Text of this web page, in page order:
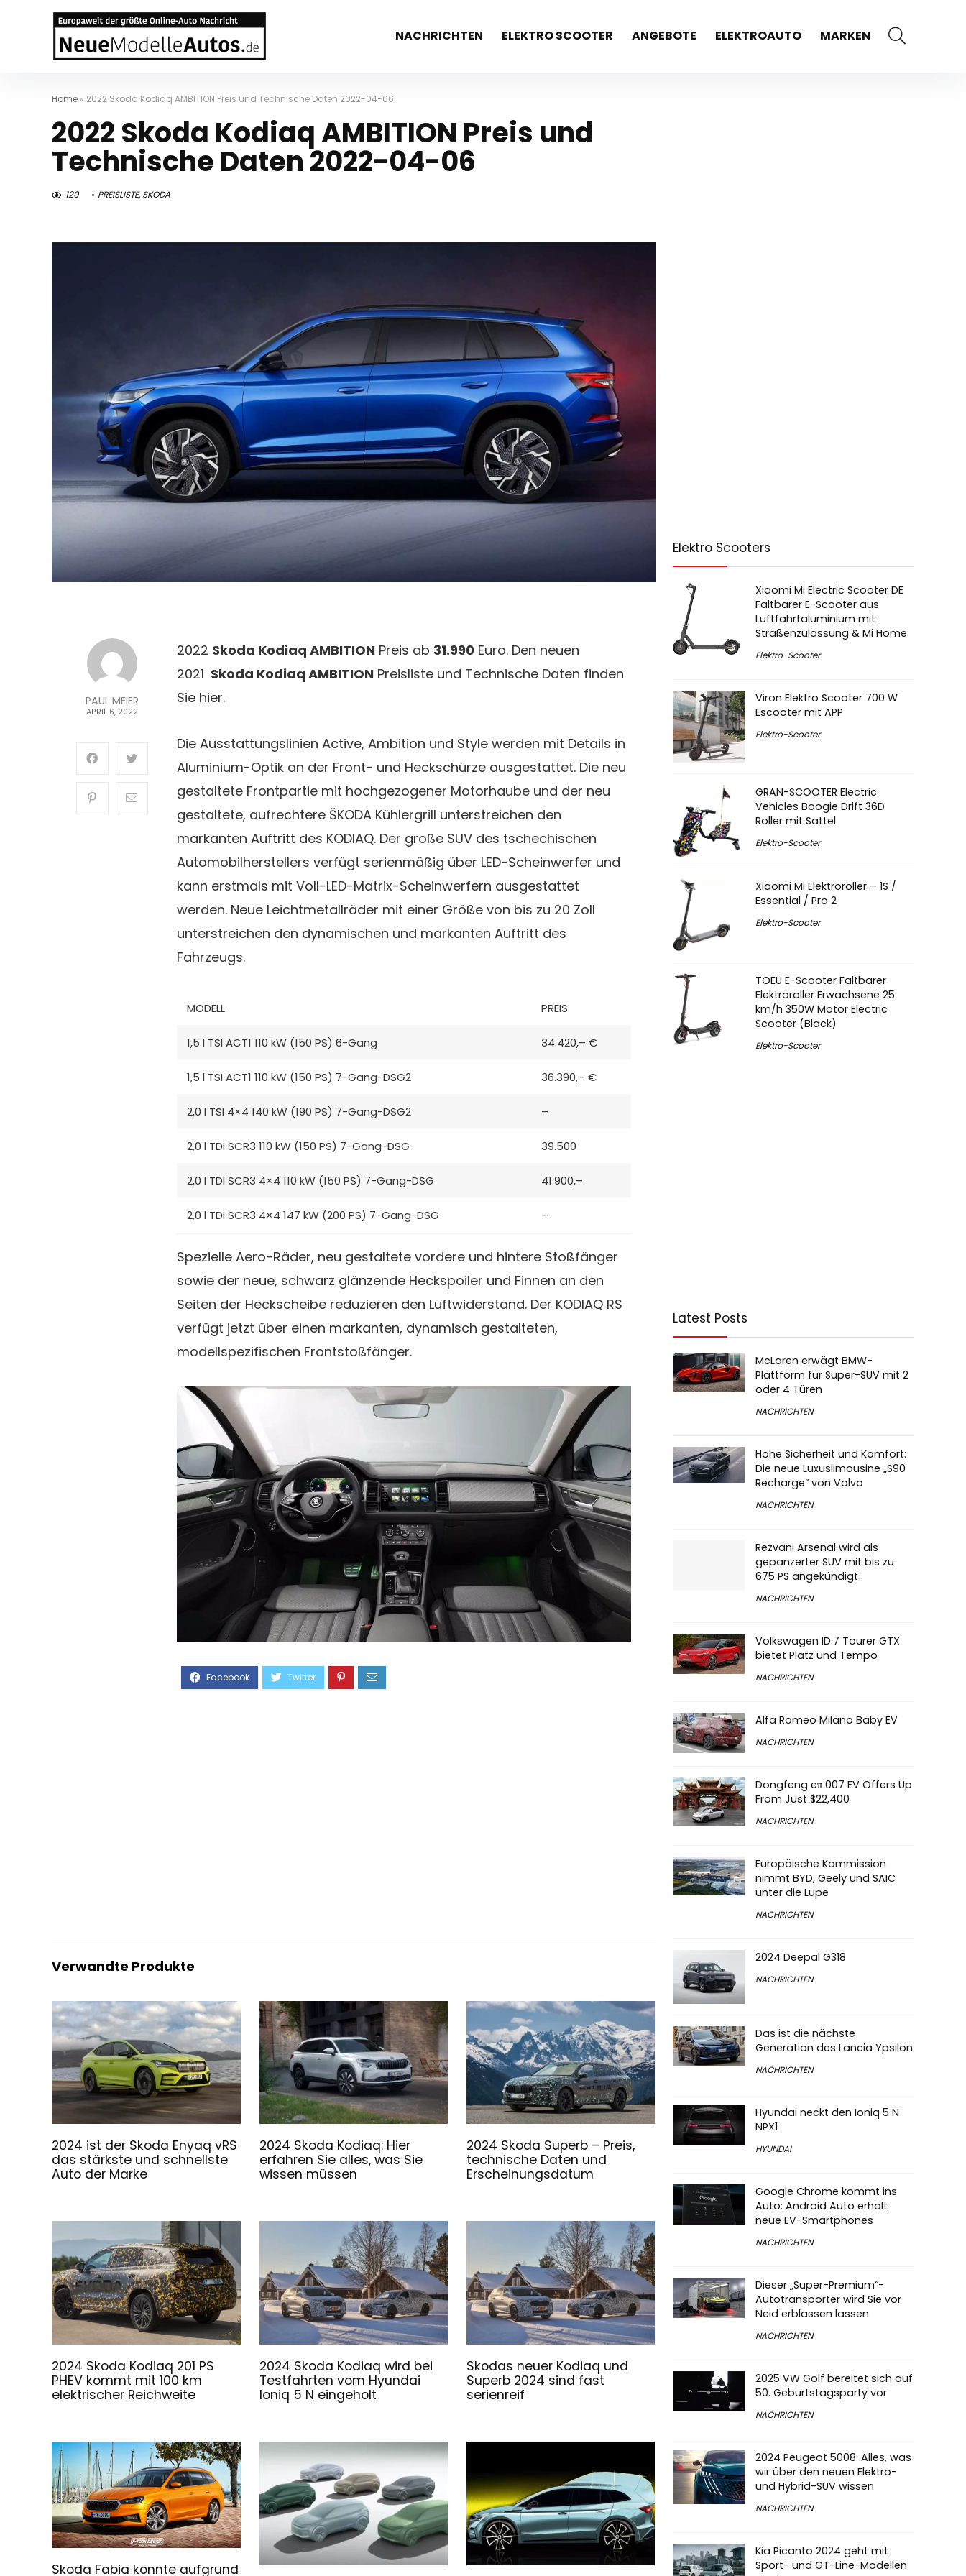
NACHRICHTEN ELEKTRO SCOOTER ANGEBOTE ELEKTROAUTO MARKEN
Home » 2022 Skoda Kodiaq AMBITION Preis und Technische Daten 2022-04-06
2022 Skoda Kodiaq AMBITION Preis und
Technische Daten 2022-04-06
120 PREISLISTE,SKODA
PAUL MEIER
APRIL 6, 2022
2022 Skoda Kodiaq AMBITIONPreis ab 31.990 Euro. Den neuen
2021 Skoda Kodiaq AMBITIONPreisliste und Technische Daten finden
Sie hier.
Die Ausstattungslinien Active, Ambition und Style werden mit Details in
Aluminium-Optik an der Front- und Heckschürze ausgestattet. Die neu
gestaltete Frontpartie mit hochgezogener Motorhaube und der neu
gestaltete, aufrechtere ŠKODA Kühlergrill unterstreichen den
markanten Auftritt des KODIAQ. Der große SUV des tschechischen
Automobilherstellers verfügt serienmäßig über LED-Scheinwerfer und
kann erstmals mit Voll-LED-Matrix-Scheinwerfern ausgestattet
werden. Neue Leichtmetallräder mit einer Größe von bis zu 20 Zoll
unterstreichen den dynamischen und markanten Auftritt des
Fahrzeugs.
MODELL PREIS
1,5 l TSI ACT1 110 kW (150 PS) 6-Gang 34.420,– €
1,5 l TSI ACT1 110 kW (150 PS) 7-Gang-DSG2 36.390,– €
2,0 l TSI 4×4 140 kW (190 PS) 7-Gang-DSG2 –
2,0 l TDI SCR3 110 kW (150 PS) 7-Gang-DSG 39.500
2,0 l TDI SCR3 4×4 110 kW (150 PS) 7-Gang-DSG 41.900,–
2,0 l TDI SCR3 4×4 147 kW (200 PS) 7-Gang-DSG –
Spezielle Aero-Räder, neu gestaltete vordere und hintere Stoßfänger
sowie der neue, schwarz glänzende Heckspoiler und Finnen an den
Seiten der Heckscheibe reduzieren den Luftwiderstand. Der KODIAQ RS
verfügt jetzt über einen markanten, dynamisch gestalteten,
modellspezifischen Frontstoßfänger.
Verwandte Produkte
2024 ist der Skoda Enyaq vRS
das stärkste und schnellste
Auto der Marke
2024 Skoda Kodiaq: Hier
erfahren Sie alles, was Sie
wissen müssen
2024 Skoda Superb – Preis,
technische Daten und
Erscheinungsdatum
2024 Skoda Kodiaq 201 PS
PHEV kommt mit 100 km
elektrischer Reichweite
2024 Skoda Kodiaq wird bei
Testfahrten vom Hyundai
Ioniq 5 N eingeholt
Skodas neuer Kodiaq und
Superb 2024 sind fast
serienreif
Skoda Fabia könnte aufgrund
Elektro Scooters
Xiaomi Mi Electric Scooter DE
Faltbarer E-Scooter aus
Luftfahrtaluminium mit
Straßenzulassung & Mi Home
Elektro-Scooter
Viron Elektro Scooter 700 W
Escooter mit APP
Elektro-Scooter
GRAN-SCOOTER Electric
Vehicles Boogie Drift 36D
Roller mit Sattel
Elektro-Scooter
Xiaomi Mi Elektroroller – 1S /
Essential / Pro 2
Elektro-Scooter
TOEU E-Scooter Faltbarer
Elektroroller Erwachsene 25
km/h 350W Motor Electric
Scooter (Black)
Elektro-Scooter
Latest Posts
McLaren erwägt BMW-
Plattform für Super-SUV mit 2
oder 4 Türen
NACHRICHTEN
Hohe Sicherheit und Komfort:
Die neue Luxuslimousine „S90
Recharge“ von Volvo
NACHRICHTEN
Rezvani Arsenal wird als
gepanzerter SUV mit bis zu
675 PS angekündigt
NACHRICHTEN
Volkswagen ID.7 Tourer GTX
bietet Platz und Tempo
NACHRICHTEN
Alfa Romeo Milano Baby EV
NACHRICHTEN
Dongfeng eπ 007 EV Offers Up
From Just $22,400
NACHRICHTEN
Europäische Kommission
nimmt BYD, Geely und SAIC
unter die Lupe
NACHRICHTEN
2024 Deepal G318
NACHRICHTEN
Das ist die nächste
Generation des Lancia Ypsilon
NACHRICHTEN
Hyundai neckt den Ioniq 5 N
NPX1
HYUNDAI
Google Chrome kommt ins
Auto: Android Auto erhält
neue EV-Smartphones
NACHRICHTEN
Dieser „Super-Premium“-
Autotransporter wird Sie vor
Neid erblassen lassen
NACHRICHTEN
2025 VW Golf bereitet sich auf
50. Geburtstagsparty vor
NACHRICHTEN
2024 Peugeot 5008: Alles, was
wir über den neuen Elektro-
und Hybrid-SUV wissen
NACHRICHTEN
Kia Picanto 2024 geht mit
Sport- und GT-Line-Modellen